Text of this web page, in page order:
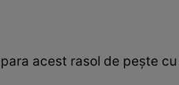
acest rasol de peşte